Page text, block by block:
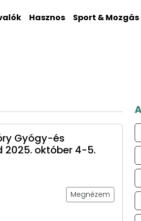
Hasznos Sport & Mozgás
Gyógy-és
2025. október 4-5.
Megnézem